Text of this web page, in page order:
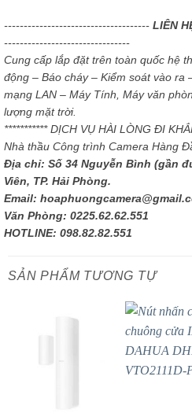
------------------------------------- LIÊN
--------------------------------
Cung cấp lắp đặt trên toàn quốc hệ
động – Báo cháy – Kiểm soát vào ra
mạng LAN – Máy Tính, Máy văn
lượng mặt trời.
*********** DỊCH VỤ HÀI LÒNG ĐI
Nhà thầu Công trình Camera Hàng
Địa chỉ: Số 34 Nguyễn Bình (gần
Viên, TP. Hải Phòng.
Email:
Văn Phòng: 0225.62.62.551
HOTLINE: 098.82.82.551
SẢN PHẨM TƯƠNG TỰ